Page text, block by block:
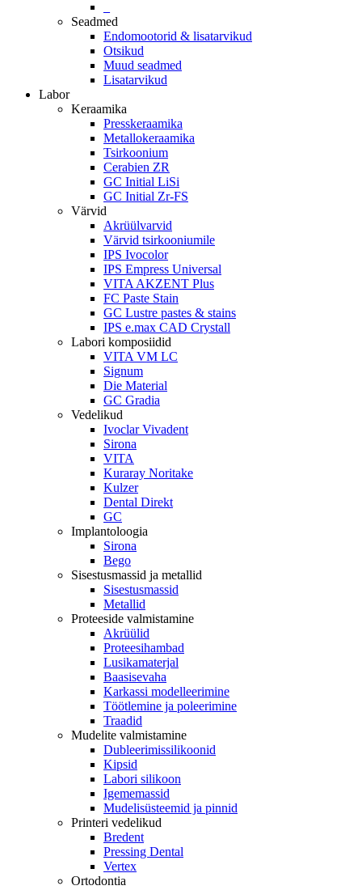
Seadmed
Endomootorid & lisatarvikud
Otsikud
Muud seadmed
Lisatarvikud
Labor
Keraamika
Presskeraamika
Metallokeraamika
Tsirkoonium
Cerabien ZR
GC Initial LiSi
GC Initial Zr-FS
Värvid
Akrüülvarvid
Värvid tsirkooniumile
IPS Ivocolor
IPS Empress Universal
VITA AKZENT Plus
FC Paste Stain
GC Lustre pastes & stains
IPS e.max CAD Crystall
Labori komposiidid
VITA VM LC
Signum
Die Material
GC Gradia
Vedelikud
Ivoclar Vivadent
Sirona
VITA
Kuraray Noritake
Kulzer
Dental Direkt
GC
Implantoloogia
Sirona
Bego
Sisestusmassid ja metallid
Sisestusmassid
Metallid
Proteeside valmistamine
Akrüülid
Proteesihambad
Lusikamaterjal
Baasisevaha
Karkassi modelleerimine
Töötlemine ja poleerimine
Traadid
Mudelite valmistamine
Dubleerimissilikoonid
Kipsid
Labori silikoon
Igememassid
Mudelisüsteemid ja pinnid
Printeri vedelikud
Bredent
Pressing Dental
Vertex
Ortodontia